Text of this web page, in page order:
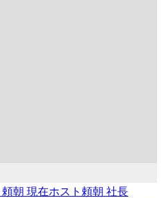
朝 現在ホスト頼朝 社長